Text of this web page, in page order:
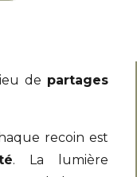
de partages
recoin est
.
La lumière